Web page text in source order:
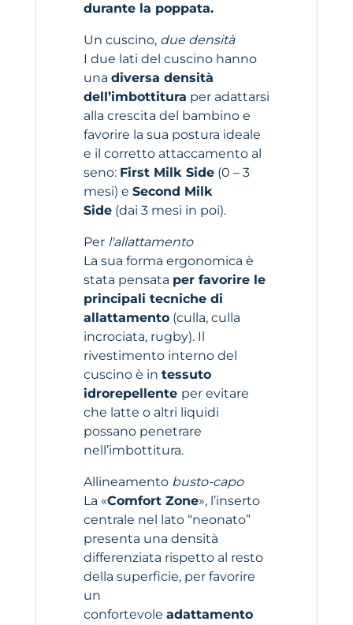
durante la poppata.
Un cuscino, due densità
I due lati del cuscino hanno
una diversa densità
dell’imbottitura per adattarsi
alla crescita del bambino e
favorire la sua postura ideale
e il corretto attaccamento al
seno: First Milk Side (0 – 3
mesi) e Second Milk
Side (dai 3 mesi in poi).
Per l'allattamento
La sua forma ergonomica è
stata pensata per favorire le
principali tecniche di
allattamento (culla, culla
incrociata, rugby). Il
rivestimento interno del
cuscino è in tessuto
idrorepellente per evitare
che latte o altri liquidi
possano penetrare
nell’imbottitura.
Allineamento busto-capo
La «Comfort Zone», l’inserto
centrale nel lato “neonato”
presenta una densità
differenziata rispetto al resto
della superficie, per favorire
un
confortevole adattamento